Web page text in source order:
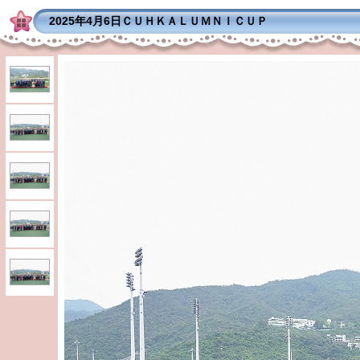
2025年4月6日ＣＵＨＫＡＬＵＭＮＩＣＵＰ